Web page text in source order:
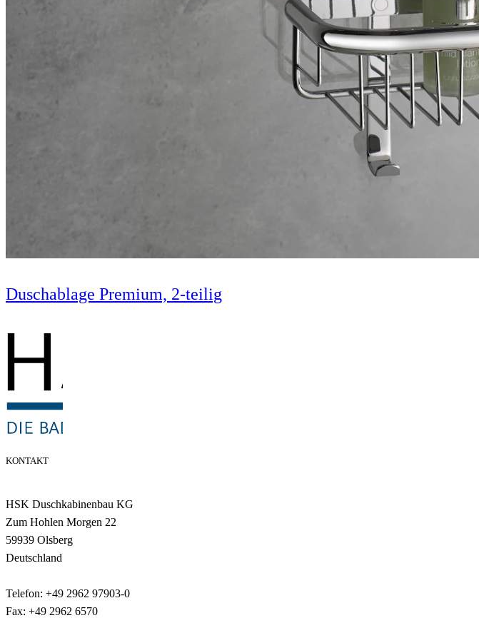
Duschablage Premium, 2-teilig
KONTAKT
HSK Duschkabinenbau KG
Zum Hohlen Morgen 22
59939 Olsberg
Deutschland
Telefon: +49 2962 97903-0
Fax: +49 2962 6570